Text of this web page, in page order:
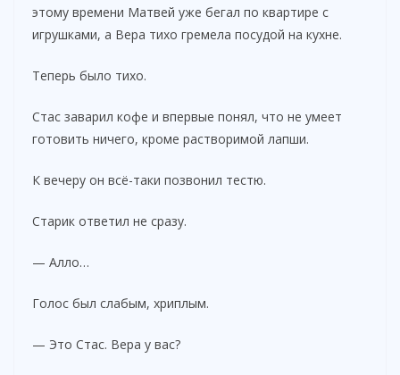
этому времени Матвей уже бегал по квартире с
игрушками, а Вера тихо гремела посудой на кухне.
Теперь было тихо.
Стас заварил кофе и впервые понял, что не умеет
готовить ничего, кроме растворимой лапши.
К вечеру он всё-таки позвонил тестю.
Старик ответил не сразу.
— Алло…
Голос был слабым, хриплым.
— Это Стас. Вера у вас?